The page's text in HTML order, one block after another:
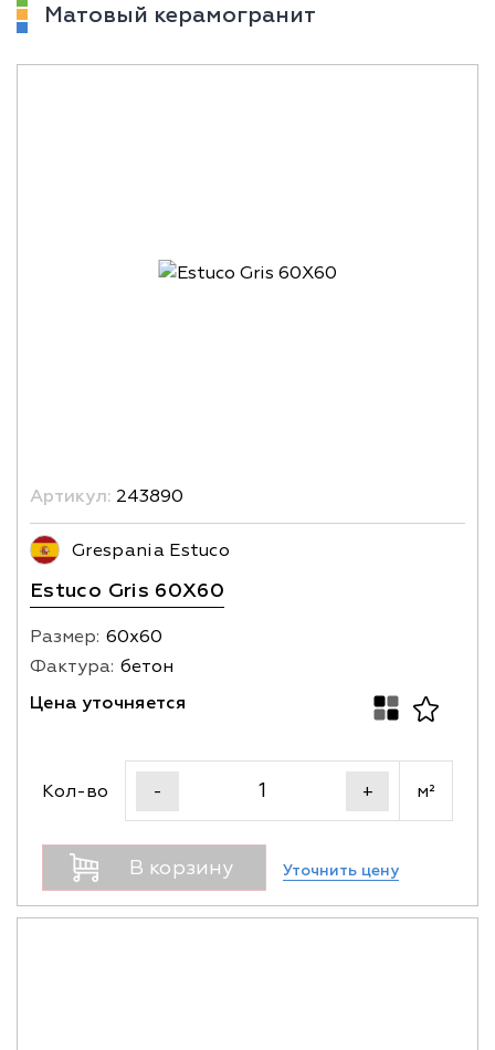
Матовый керамогранит
Артикул: 243890
Grespania Estuco
Estuco Gris 60X60
Размер: 60х60
Фактура: бетон
Цена уточняется
Кол-во - + м²
В корзину Уточнить цену